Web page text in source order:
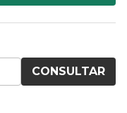
CONSULTAR